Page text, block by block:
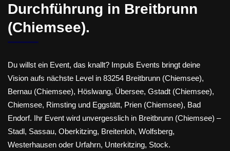
Durchführung in Breitbrunn
(Chiemsee).
Du willst ein Event, das knallt? Impuls Events bringt deine
Vision aufs nächste Level in 83254 Breitbrunn (Chiemsee),
Bernau (Chiemsee), Höslwang, Übersee, Gstadt (Chiemsee),
Chiemsee, Rimsting und Eggstätt, Prien (Chiemsee), Bad
Endorf. Ihr Event wird unvergesslich in Breitbrunn (Chiemsee) –
Stadl, Sassau, Oberkitzing, Breitenloh, Wolfsberg,
Westerhausen oder Urfahrn, Unterkitzing, Stock.